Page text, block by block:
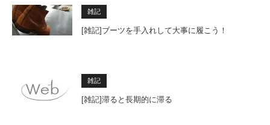
雑記
[雑記]ブーツを手入れして大事に履こう！
雑記
[雑記]滞ると長期的に滞る